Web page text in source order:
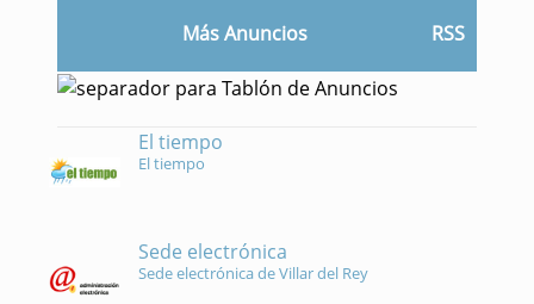
Más Anuncios RSS
El tiempo
El tiempo
Sede electrónica
Sede electrónica de Villar del Rey